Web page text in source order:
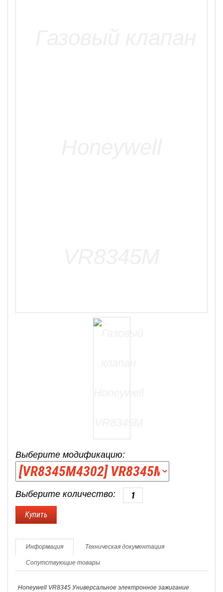
Выберите модификацию:
Выберите количество:
Информация Техническая документация
Сопутствующие товары
Honeywell VR8345 Универсальное электронное зажигание